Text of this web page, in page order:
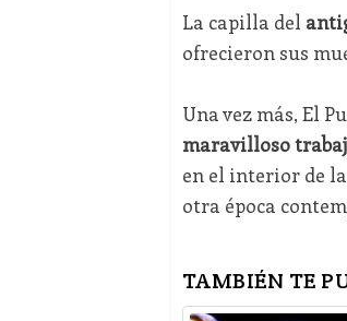
La capilla del
ofrecieron sus
Una vez más, El
maravilloso
en el interior de
otra época
TAMBIÉN TE